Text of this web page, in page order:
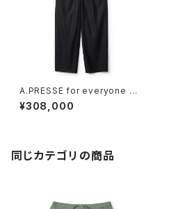
A.PRESSE for everyone Ca
shmere Easy Trousers (BL
ACK)
¥308,000
同じカテゴリの商品